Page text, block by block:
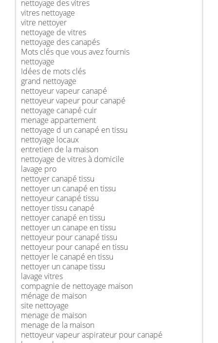
nettoyage des vitres
vitres nettoyage
vitre nettoyer
nettoyage de vitres
nettoyage des canapés
Mots clés que vous avez fournis
nettoyage
Idées de mots clés
grand nettoyage
nettoyeur vapeur canapé
nettoyeur vapeur pour canapé
nettoyage canapé cuir
menage appartement
nettoyage d un canapé en tissu
nettoyage locaux
entretien de la maison
nettoyage de vitres à domicile
lavage pro
nettoyer canapé tissu
nettoyer un canapé en tissu
nettoyeur canapé tissu
nettoyer tissu canapé
nettoyer canapé en tissu
nettoyer un canape en tissu
nettoyeur pour canapé tissu
nettoyeur pour canapé en tissu
nettoyer le canapé en tissu
nettoyer un canape tissu
lavage vitres
compagnie de nettoyage maison
ménage de maison
site nettoyage
menage de maison
menage de la maison
nettoyeur vapeur aspirateur pour canapé